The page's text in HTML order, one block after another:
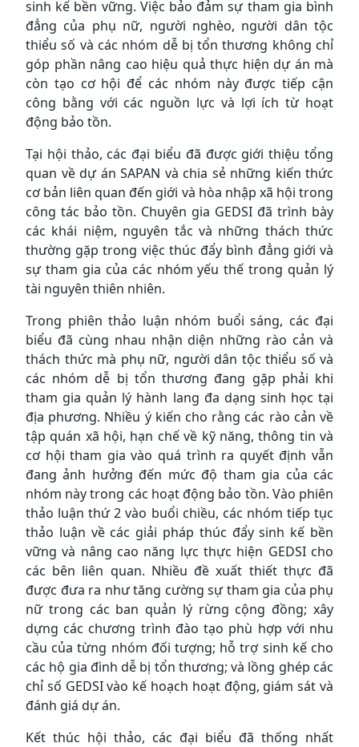
sinh kế bền vững. Việc bảo đảm sự tham gia bình
đẳng của phụ nữ, người nghèo, người dân tộc
thiểu số và các nhóm dễ bị tổn thương không chỉ
góp phần nâng cao hiệu quả thực hiện dự án mà
còn tạo cơ hội để các nhóm này được tiếp cận
công bằng với các nguồn lực và lợi ích từ hoạt
động bảo tồn.
Tại hội thảo, các đại biểu đã được giới thiệu tổng
quan về dự án SAPAN và chia sẻ những kiến thức
cơ bản liên quan đến giới và hòa nhập xã hội trong
công tác bảo tồn. Chuyên gia GEDSI đã trình bày
các khái niệm, nguyên tắc và những thách thức
thường gặp trong việc thúc đẩy bình đẳng giới và
sự tham gia của các nhóm yếu thế trong quản lý
tài nguyên thiên nhiên.
Trong phiên thảo luận nhóm buổi sáng, các đại
biểu đã cùng nhau nhận diện những rào cản và
thách thức mà phụ nữ, người dân tộc thiểu số và
các nhóm dễ bị tổn thương đang gặp phải khi
tham gia quản lý hành lang đa dạng sinh học tại
địa phương. Nhiều ý kiến cho rằng các rào cản về
tập quán xã hội, hạn chế về kỹ năng, thông tin và
cơ hội tham gia vào quá trình ra quyết định vẫn
đang ảnh hưởng đến mức độ tham gia của các
nhóm này trong các hoạt động bảo tồn. Vào phiên
thảo luận thứ 2 vào buổi chiều, các nhóm tiếp tục
thảo luận về các giải pháp thúc đẩy sinh kế bền
vững và nâng cao năng lực thực hiện GEDSI cho
các bên liên quan. Nhiều đề xuất thiết thực đã
được đưa ra như tăng cường sự tham gia của phụ
nữ trong các ban quản lý rừng cộng đồng; xây
dựng các chương trình đào tạo phù hợp với nhu
cầu của từng nhóm đối tượng; hỗ trợ sinh kế cho
các hộ gia đình dễ bị tổn thương; và lồng ghép các
chỉ số GEDSI vào kế hoạch hoạt động, giám sát và
đánh giá dự án.
Kết thúc hội thảo, các đại biểu đã thống nhất